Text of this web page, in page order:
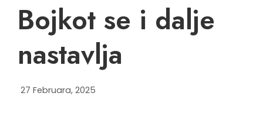
Bojkot se i dalje
nastavlja
27 Februara, 2025